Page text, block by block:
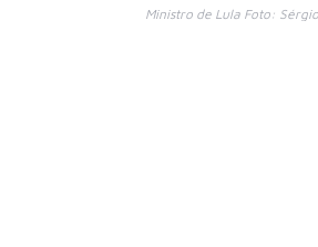
Ministro de Lula Foto: